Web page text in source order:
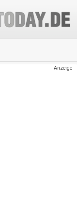
Anzeige